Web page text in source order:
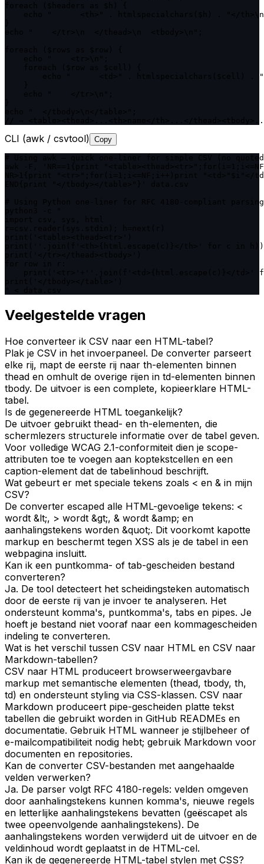
echo "      <th>" . htmlspecialchars($h) . "</
echo "      <td>" . htmlspecialchars($cell) .
// → <table><thead>...<th>name</th>...</
CLI (awk / csvtool) Copy
# Using awk — quick one-liner for simple CSV (no
awk -F, 'NR==1{print
NR>1{print "<tr>";for(i=1;i<=NF;i++)print
# Using Python one-liner for RFC 4180-compliant parsing
print(''.join(f'<th>{html.escape(c)}</th>' for c in h))
print('<tr>'+''.join(f'<td>{html.escape(c)}</td>'
Veelgestelde vragen
Hoe converteer ik CSV naar een HTML-tabel?
Plak je CSV in het invoerpaneel. De converter parseert
elke rij, mapt de eerste rij naar th-elementen binnen
thead en omhult de overige rijen in td-elementen binnen
tbody. De uitvoer is een complete, kopieerklare HTML-
tabel.
Is de gegenereerde HTML toegankelijk?
De uitvoer gebruikt thead- en th-elementen, die
schermlezers structurele informatie over de tabel geven.
Voor volledige WCAG 2.1-conformiteit dien je scope-
attributen toe te voegen aan koptekstcellen en een
caption-element dat de tabelinhoud beschrijft.
Wat gebeurt er met speciale tekens zoals < en & in mijn
CSV?
De converter escaped alle HTML-gevoelige tekens: <
wordt &lt;, > wordt &gt;, & wordt &amp; en
aanhalingstekens worden &quot;. Dit voorkomt kapotte
markup en beschermt tegen XSS als je de tabel in een
webpagina insluitt.
Kan ik een puntkomma- of tab-gescheiden bestand
converteren?
Ja. De tool detecteert het scheidingsteken automatisch
door de eerste rij van je invoer te analyseren. Het
ondersteunt komma's, puntkomma's, tabs en pipes. Je
hoeft je bestand niet vooraf naar een kommagescheiden
indeling te converteren.
Wat is het verschil tussen CSV naar HTML en CSV naar
Markdown-tabellen?
CSV naar HTML produceert browserweergavbare
markup met semantische elementen (thead, tbody, th,
td) en ondersteunt styling via CSS-klassen. CSV naar
Markdown produceert pipe-gescheiden platte tekst
tabellen die gebruikt worden in GitHub READMEs en
documentatie. Gebruik HTML wanneer je stijlbeheer of
e-mailcompatibiliteit nodig hebt; gebruik Markdown voor
documenten en repositories.
Kan de converter CSV-bestanden met aangehaalde
velden verwerken?
Ja. De parser volgt RFC 4180-regels: velden omgeven
door aanhalingstekens kunnen komma's, nieuwe regels
en letterlijke aanhalingstekens bevatten (geëscapet als
twee opeenvolgende aanhalingstekens). De
aanhalingstekens worden verwijderd uit de uitvoer en de
veldinhoud wordt geplaatst in de HTML-cel.
Kan ik de gegenereerde HTML-tabel stylen met CSS?